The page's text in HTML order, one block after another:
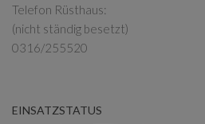
Telefon Rüsthaus:
(nicht ständig besetzt)
0316/255520
EINSATZSTATUS